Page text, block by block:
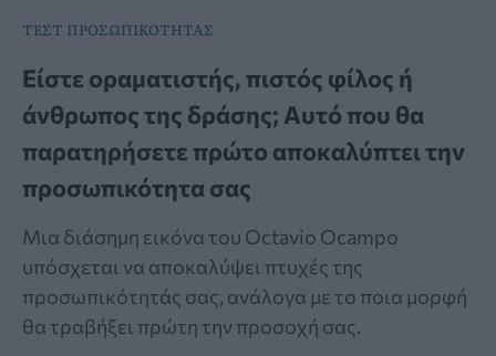
ΤΕΣΤ ΠΡΟΣΩΠΙΚΟΤΗΤΑΣ
Είστε οραματιστής, πιστός φίλος ή
άνθρωπος της δράσης; Αυτό που θα
παρατηρήσετε πρώτο αποκαλύπτει την
προσωπικότητα σας
Μια διάσημη εικόνα του Octavio Ocampo
υπόσχεται να αποκαλύψει πτυχές της
προσωπικότητάς σας, ανάλογα με το ποια μορφή
θα τραβήξει πρώτη την προσοχή σας.